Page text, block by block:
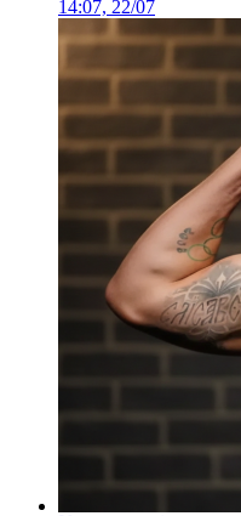
14:07, 22/07